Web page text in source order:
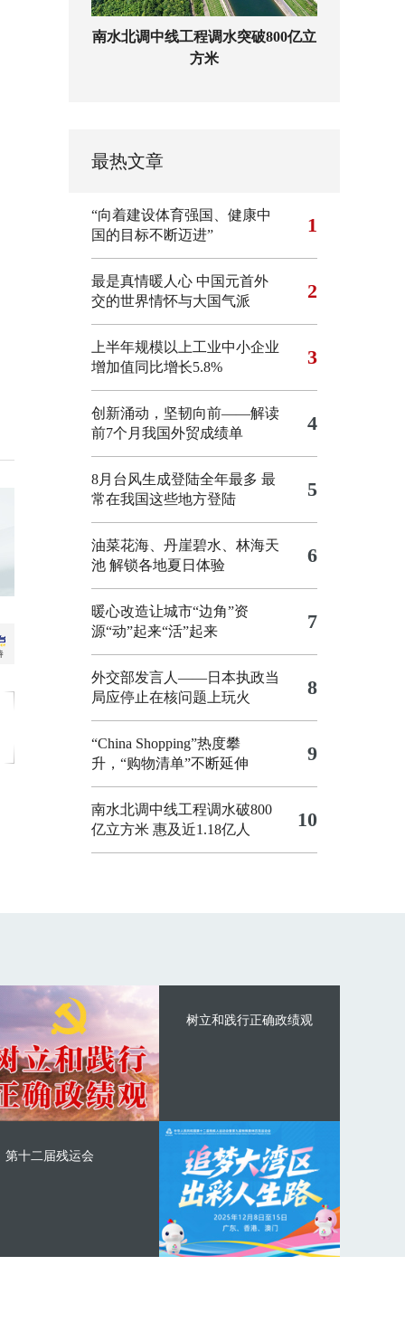
南水北调中线工程调水突破800亿立
方米
最热文章
“向着建设体育强国、健康中
国的目标不断迈进”
1
最是真情暖人心 中国元首外
交的世界情怀与大国气派
2
上半年规模以上工业中小企业
增加值同比增长5.8%
3
创新涌动，坚韧向前——解读
前7个月我国外贸成绩单
4
8月台风生成登陆全年最多 最
常在我国这些地方登陆
5
油菜花海、丹崖碧水、林海天
池 解锁各地夏日体验
6
暖心改造让城市“边角”资
源“动”起来“活”起来
7
外交部发言人——日本执政当
局应停止在核问题上玩火
8
“China Shopping”热度攀
升，“购物清单”不断延伸
9
南水北调中线工程调水破800
亿立方米 惠及近1.18亿人
10
树立和践行正确政绩观
第十二届残运会